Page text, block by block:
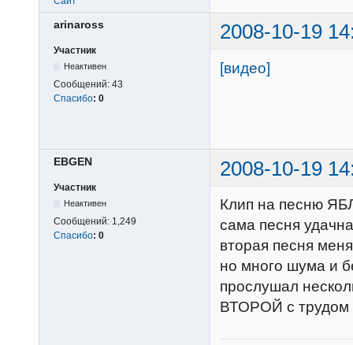
arinaross 2008-10-19
Участник
Неактивен
Сообщений: 43
Спасибо: 0
[видео]
EВGEN 2008-10-19
Участник
Неактивен
Сообщений: 1,249
Спасибо: 0
Клип на песню
сама песня
вторая песня
но много шума и
прослушал
ВТОРОЙ с трудом